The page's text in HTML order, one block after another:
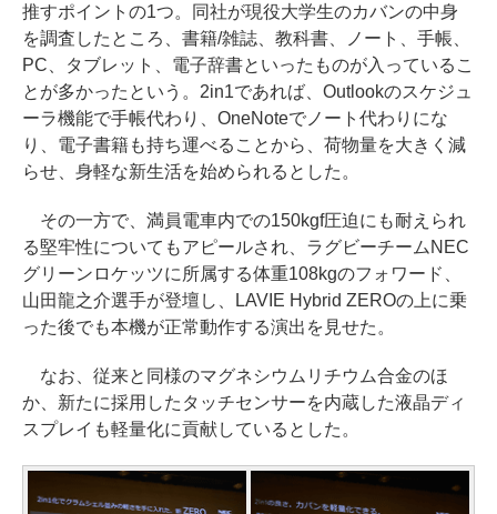
推すポイントの1つ。同社が現役大学生のカバンの中身
を調査したところ、書籍/雑誌、教科書、ノート、手帳、
PC、タブレット、電子辞書といったものが入っているこ
とが多かったという。2in1であれば、Outlookのスケジュ
ーラ機能で手帳代わり、OneNoteでノート代わりにな
り、電子書籍も持ち運べることから、荷物量を大きく減
らせ、身軽な新生活を始められるとした。
その一方で、満員電車内での150kgf圧迫にも耐えられ
る堅牢性についてもアピールされ、ラグビーチームNEC
グリーンロケッツに所属する体重108kgのフォワード、
山田龍之介選手が登壇し、LAVIE Hybrid ZEROの上に乗
った後でも本機が正常動作する演出を見せた。
なお、従来と同様のマグネシウムリチウム合金のほ
か、新たに採用したタッチセンサーを内蔵した液晶ディ
スプレイも軽量化に貢献しているとした。